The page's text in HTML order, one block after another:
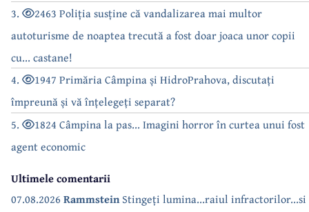
3.
2463 Poliția susține că vandalizarea mai multor
autoturisme de noaptea trecută a fost doar joaca unor copii
cu... castane!
4.
1947 Primăria Câmpina și HidroPrahova, discutați
împreună și vă înțelegeți separat?
5.
1824 Câmpina la pas... Imagini horror în curtea unui fost
agent economic
Ultimele comentarii
07.08.2026 RammsteinStingeți lumina...raiul infractorilor...si